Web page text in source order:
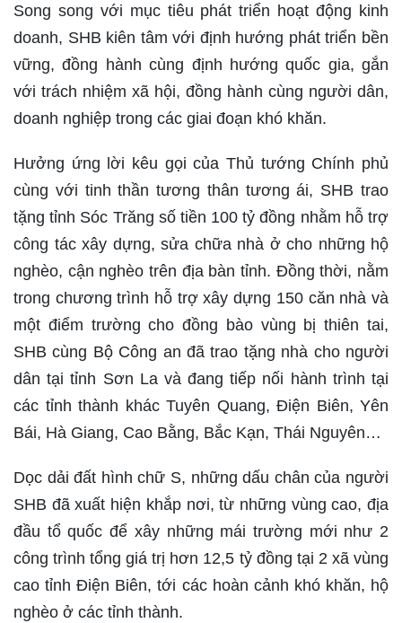
Song song với mục tiêu phát triển hoạt động kinh
doanh, SHB kiên tâm với định hướng phát triển bền
vững, đồng hành cùng định hướng quốc gia, gắn
với trách nhiệm xã hội, đồng hành cùng người dân,
doanh nghiệp trong các giai đoạn khó khăn.
Hưởng ứng lời kêu gọi của Thủ tướng Chính phủ
cùng với tinh thần tương thân tương ái, SHB trao
tặng tỉnh Sóc Trăng số tiền 100 tỷ đồng nhằm hỗ trợ
công tác xây dựng, sửa chữa nhà ở cho những hộ
nghèo, cận nghèo trên địa bàn tỉnh. Đồng thời, nằm
trong chương trình hỗ trợ xây dựng 150 căn nhà và
một điểm trường cho đồng bào vùng bị thiên tai,
SHB cùng Bộ Công an đã trao tặng nhà cho người
dân tại tỉnh Sơn La và đang tiếp nối hành trình tại
các tỉnh thành khác Tuyên Quang, Điện Biên, Yên
Bái, Hà Giang, Cao Bằng, Bắc Kạn, Thái Nguyên…
Dọc dải đất hình chữ S, những dấu chân của người
SHB đã xuất hiện khắp nơi, từ những vùng cao, địa
đầu tổ quốc để xây những mái trường mới như 2
công trình tổng giá trị hơn 12,5 tỷ đồng tại 2 xã vùng
cao tỉnh Điện Biên, tới các hoàn cảnh khó khăn, hộ
nghèo ở các tỉnh thành.